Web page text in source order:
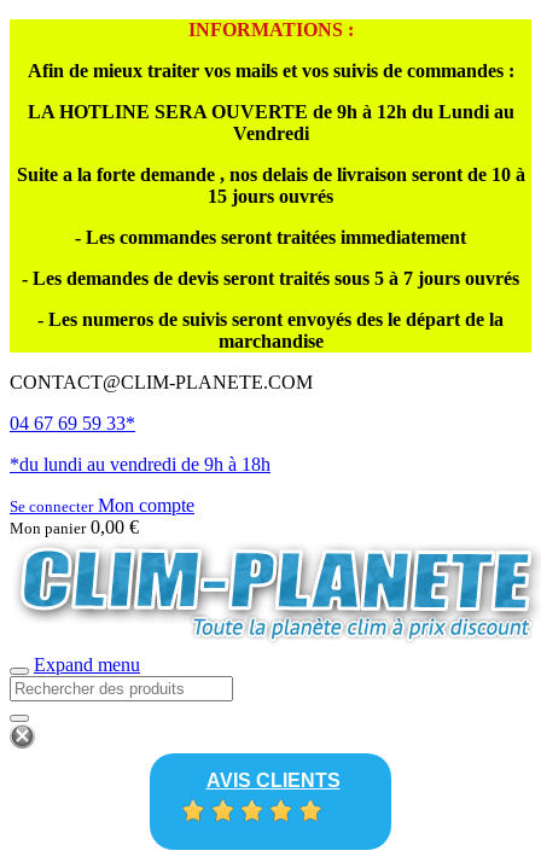
INFORMATIONS :
Afin de mieux traiter vos mails et vos suivis de commandes :
LA HOTLINE SERA OUVERTE de 9h à 12h du Lundi au
Vendredi
Suite a la forte demande , nos delais de livraison seront de 10 à
15 jours ouvrés
- Les commandes seront traitées immediatement
- Les demandes de devis seront traités sous 5 à 7 jours ouvrés
- Les numeros de suivis seront envoyés des le départ de la
marchandise
CONTACT@CLIM-PLANETE.COM
04 67 69 59 33*
*du lundi au vendredi de 9h à 18h
Se connecterMon compte
Mon panier 0,00 €
Expand menu
AVIS CLIENTS